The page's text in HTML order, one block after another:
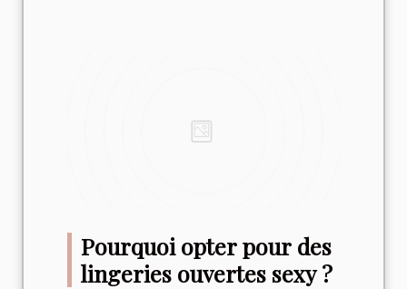
Pourquoi opter pour des
lingeries ouvertes sexy ?